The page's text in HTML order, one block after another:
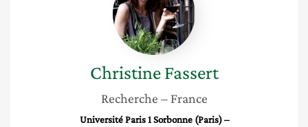
Christine Fassert
Recherche – France
Université Paris 1 Sorbonne (Paris) –